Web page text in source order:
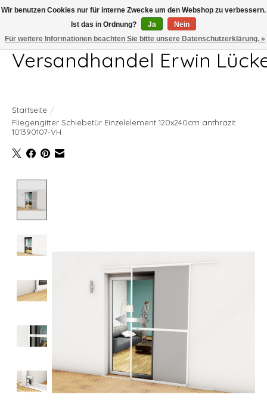
Telefon 04407 715872 MO-DO 7.00-17.00Uhr FR 7.00-13.00Uhr
Versandhandel Erwin
Startseite /
Fliegengitter Schiebetür Einzelelement 120x240cm anthrazit
101390107-VH
Wir benutzen Cookies nur für interne Zwecke um den Webshop zu verbessern.
Ist das in Ordnung?
Ja
Nein
Für weitere Informationen beachten Sie bitte unsere Datenschutzerklärung. »